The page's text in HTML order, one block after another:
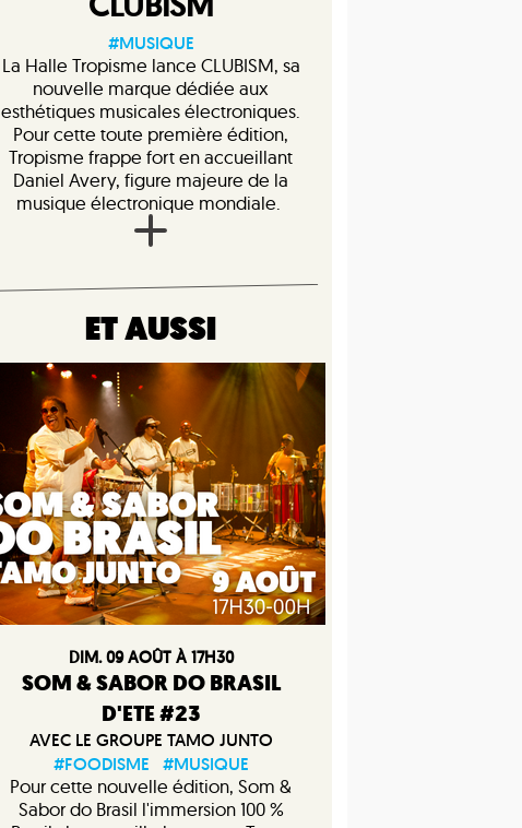
#MUSIQUE
La Halle Tropisme lance CLUBISM, sa
nouvelle marque dédiée aux
esthétiques musicales électroniques.
Pour cette toute première édition,
Tropisme frappe fort en accueillant
Daniel Avery, figure majeure de la
musique électronique mondiale.
ET AUSSI
DIM. 09 AOÛT À 17H30
SOM & SABOR DO BRASIL
D'ETE #23
AVEC LE GROUPE TAMO JUNTO
#FOODISME
#MUSIQUE
Pour cette nouvelle édition, Som &
Sabor do Brasil l'immersion 100 %